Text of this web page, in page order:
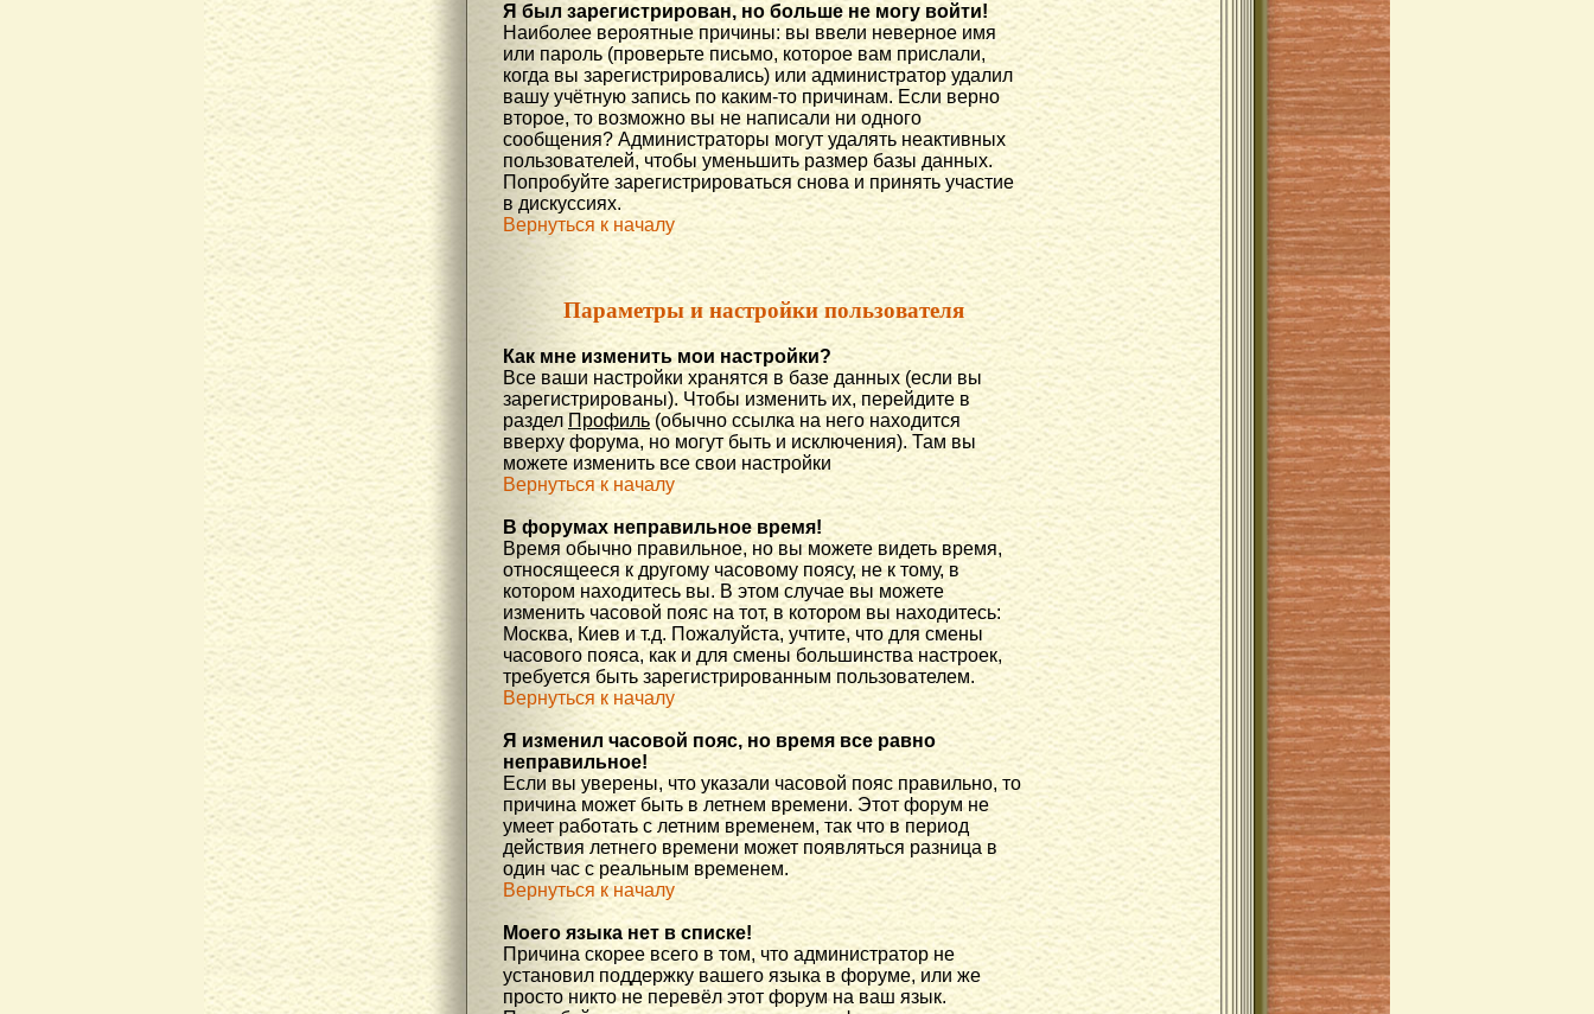
Я был зарегистрирован, но больше не могу войти!
Наиболее вероятные причины: вы ввели неверное имя
или пароль (проверьте письмо, которое вам прислали,
когда вы зарегистрировались) или администратор удалил
вашу учётную запись по каким-то причинам. Если верно
второе, то возможно вы не написали ни одного
сообщения? Администраторы могут удалять неактивных
пользователей, чтобы уменьшить размер базы данных.
Попробуйте зарегистрироваться снова и принять участие
в дискуссиях.
Вернуться к началу
Параметры и настройки пользователя
Как мне изменить мои настройки?
Все ваши настройки хранятся в базе данных (если вы
зарегистрированы). Чтобы изменить их, перейдите в
раздел Профиль(обычно ссылка на него находится
вверху форума, но могут быть и исключения). Там вы
можете изменить все свои настройки
Вернуться к началу
В форумах неправильное время!
Время обычно правильное, но вы можете видеть время,
относящееся к другому часовому поясу, не к тому, в
котором находитесь вы. В этом случае вы можете
изменить часовой пояс на тот, в котором вы находитесь:
Москва, Киев и т.д. Пожалуйста, учтите, что для смены
часового пояса, как и для смены большинства настроек,
требуется быть зарегистрированным пользователем.
Вернуться к началу
Я изменил часовой пояс, но время все равно
неправильное!
Если вы уверены, что указали часовой пояс правильно, то
причина может быть в летнем времени. Этот форум не
умеет работать с летним временем, так что в период
действия летнего времени может появляться разница в
один час с реальным временем.
Вернуться к началу
Моего языка нет в списке!
Причина скорее всего в том, что администратор не
установил поддержку вашего языка в форуме, или же
просто никто не перевёл этот форум на ваш язык.